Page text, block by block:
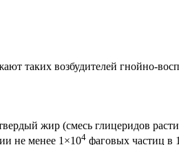
таких возбудителей гнойно-
жир (смесь глицеридов
не менее 1×104 фаговых частиц в